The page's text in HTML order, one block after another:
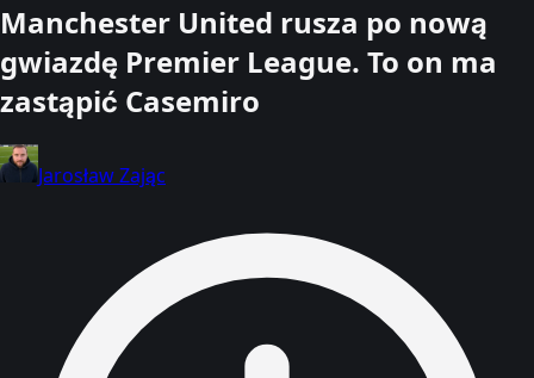
Manchester United rusza po nową
gwiazdę Premier League. To on ma
zastąpić Casemiro
Jarosław Zając